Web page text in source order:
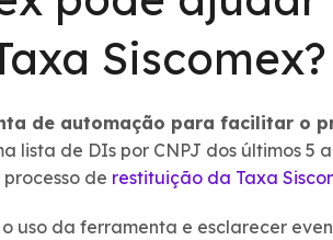
Siscomex?
de automação para facilitar o
lista de DIs por CNPJ dos últimos 5
de restituição da Taxa
uso da ferramenta e esclarecer